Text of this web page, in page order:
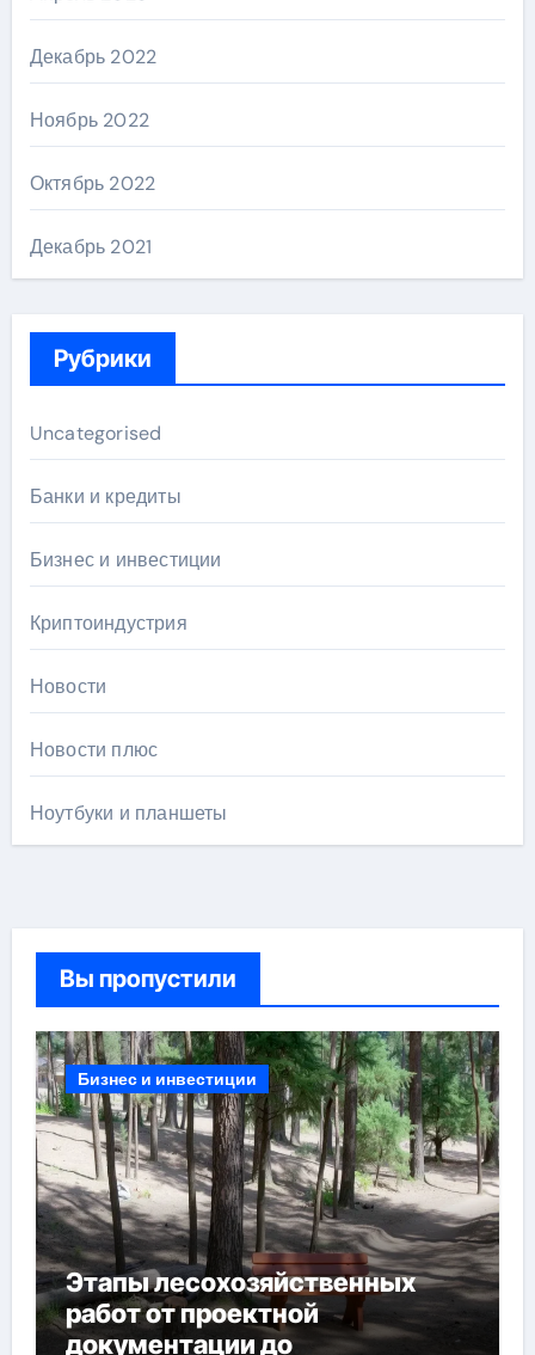
Декабрь 2022
Ноябрь 2022
Октябрь 2022
Декабрь 2021
Рубрики
Uncategorised
Банки и кредиты
Бизнес и инвестиции
Криптоиндустрия
Новости
Новости плюс
Ноутбуки и планшеты
Вы пропустили
Бизнес и инвестиции
Этапы лесохозяйственных
работ от проектной
документации до